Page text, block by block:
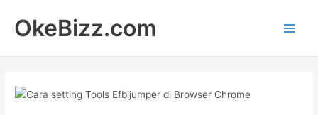
kontenOkeBizz.com